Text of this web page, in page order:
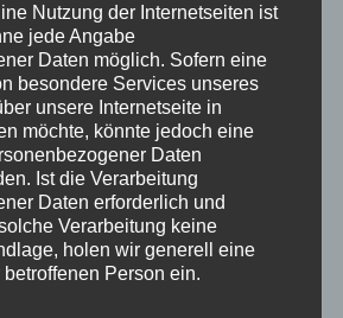
Nutzung der Internetseiten ist
jede Angabe
Daten möglich. Sofern eine
besondere Services unseres
unsere Internetseite in
möchte, könnte jedoch eine
Daten
Ist die Verarbeitung
Daten erforderlich und
Verarbeitung keine
holen wir generell eine
Person ein.